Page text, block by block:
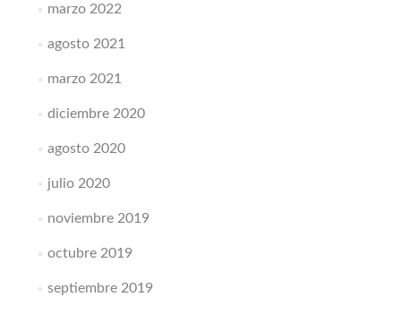
marzo 2022
agosto 2021
marzo 2021
diciembre 2020
agosto 2020
julio 2020
noviembre 2019
octubre 2019
septiembre 2019